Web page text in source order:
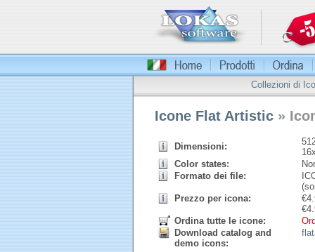
Collezioni di
Icone Flat Artistic »
Dimensioni:
Color states:
Formato dei file:
Prezzo per icona:
€
€
Ordina tutte le icone:
Download catalog and
demo icons: